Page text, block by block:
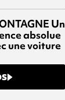
Un
absolue
une voiture